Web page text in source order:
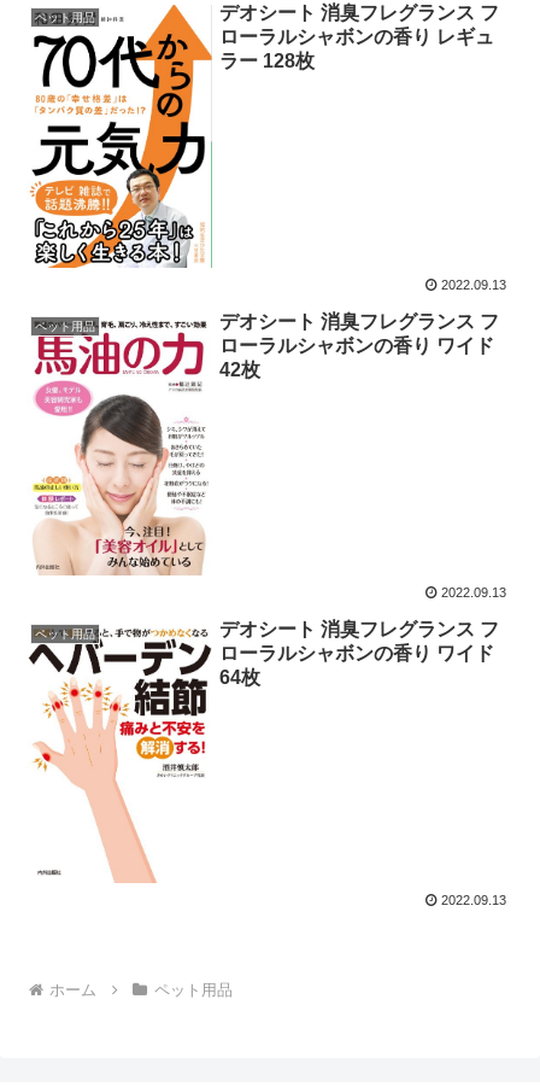
ペット用品
デオシート 消臭フレグランス フ
ローラルシャボンの香り レギュ
ラー 128枚
2022.09.13
ペット用品
デオシート 消臭フレグランス フ
ローラルシャボンの香り ワイド
42枚
2022.09.13
ペット用品
デオシート 消臭フレグランス フ
ローラルシャボンの香り ワイド
64枚
2022.09.13
ホーム ペット用品